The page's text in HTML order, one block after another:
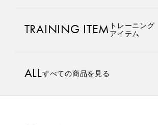
LARGE ORDER⼤⼝注⽂窓⼝
MULTI EMS
TRAINING ITEM トレーニング
アイテム
ALLすべての商品を見る
手軽に、パワフルに、進化。